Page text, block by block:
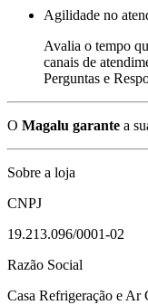
Agilidade no
Avalia o tempo
canais de
Perguntas e
O Magalu garante a
Sobre a loja
CNPJ
19.213.096/0001-02
Razão Social
Casa Refrigeração e